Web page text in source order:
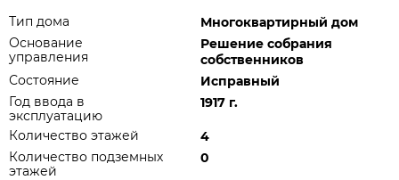
Тип дома
Многоквартирный дом
Основание
управления
Решение собрания
собственников
Состояние
Исправный
Год ввода в
эксплуатацию
1917 г.
Количество этажей
4
Количество подземных
этажей
0